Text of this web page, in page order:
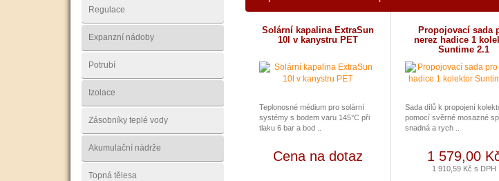
Regulace
Expanzní nádoby
Potrubí
Izolace
Zásobníky teplé vody
Akumulační nádrže
Topná tělesa
Solární kapalina ExtraSun
10l v kanystru PET
Teplonosné médium pro solární
systémy s bodem varu 145°C při
tlaku 6 bar a bod ..
Cena na dotaz
Propojovací sada
nerez hadice 1
Suntime 2.1
Sada dílů k propojení
pomocí svěrné mosazné
snadná a rych ..
1 579,00
1 910,59 Kč s DPH